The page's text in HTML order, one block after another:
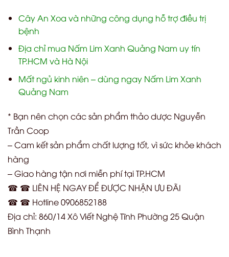
Cây An Xoa và những công dụng hỗ trợ điều trị
bệnh
Địa chỉ mua Nấm Lim Xanh Quảng Nam uy tín
TP.HCM và Hà Nội
Mất ngủ kinh niên – dùng ngay Nấm Lim Xanh
Quảng Nam
* Bạn nên chọn các sản phẩm thảo dược Nguyễn
Trần Coop
– Cam kết sản phẩm chất lượng tốt, vì sức khỏe khách
hàng
– Giao hàng tận nơi miễn phí tại TP.HCM
☎ ☎ LIÊN HỆ NGAY ĐỂ ĐƯỢC NHẬN ƯU ĐÃI
☎ ☎ Hotline 0906852188
Địa chỉ: 860/14 Xô Viết Nghệ Tĩnh Phường 25 Quận
Bình Thạnh